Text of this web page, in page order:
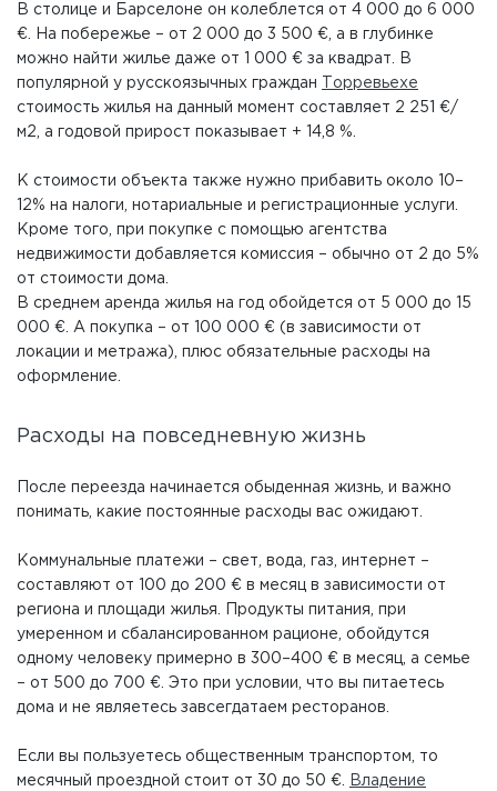
В столице и Барселоне он колеблется от 4 000 до 6 000
€. На побережье – от 2 000 до 3 500 €, а в глубинке
можно найти жилье даже от 1 000 € за квадрат. В
популярной у русскоязычных граждан
Торревьехе
стоимость жилья на данный момент составляет 2 251 €/
м2, а годовой прирост показывает + 14,8 %.
К стоимости объекта также нужно прибавить около 10–
12% на налоги, нотариальные и регистрационные услуги.
Кроме того, при покупке с помощью агентства
недвижимости добавляется комиссия – обычно от 2 до 5%
от стоимости дома.
В среднем аренда жилья на год обойдется от 5 000 до 15
000 €. А покупка – от 100 000 € (в зависимости от
локации и метража), плюс обязательные расходы на
оформление.
Расходы на повседневную жизнь
После переезда начинается обыденная жизнь, и важно
понимать, какие постоянные расходы вас ожидают.
Коммунальные платежи – свет, вода, газ, интернет –
составляют от 100 до 200 € в месяц в зависимости от
региона и площади жилья. Продукты питания, при
умеренном и сбалансированном рационе, обойдутся
одному человеку примерно в 300–400 € в месяц, а семье
– от 500 до 700 €. Это при условии, что вы питаетесь
дома и не являетесь завсегдатаем ресторанов.
Если вы пользуетесь общественным транспортом, то
месячный проездной стоит от 30 до 50 €.
Владение